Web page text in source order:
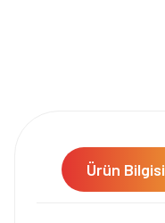
Ürün Bilgisi